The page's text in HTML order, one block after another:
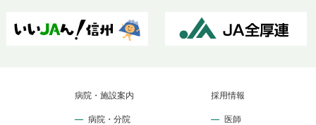
病院・施設案内
病院・分院
採用情報
医師